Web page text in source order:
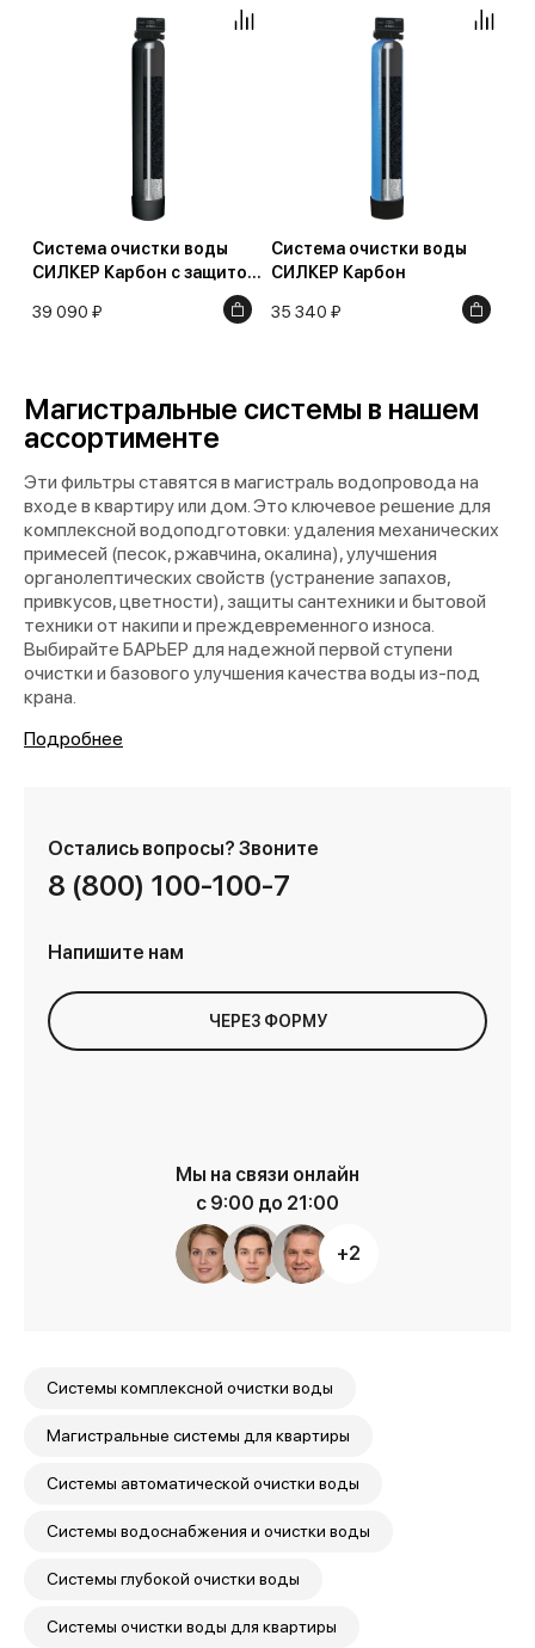
Система очистки воды
СИЛКЕР Карбон с защитой
39 090 ₽
Система очистки воды
СИЛКЕР Карбон
35 340 ₽
Магистральные системы в нашем
ассортименте
Эти фильтры ставятся в магистраль водопровода на
входе в квартиру или дом. Это ключевое решение для
комплексной водоподготовки: удаления механических
примесей (песок, ржавчина, окалина), улучшения
органолептических свойств (устранение запахов,
привкусов, цветности), защиты сантехники и бытовой
техники от накипи и преждевременного износа.
Выбирайте БАРЬЕР для надежной первой ступени
очистки и базового улучшения качества воды из-под
крана.
Подробнее
Остались вопросы? Звоните
8 (800) 100-100-7
Напишите нам
ЧЕРЕЗ ФОРМУ
Мы на связи онлайн
с 9:00 до 21:00
+2
Cистемы комплексной очистки воды
Магистральные системы для квартиры
Системы автоматической очистки воды
Системы водоснабжения и очистки воды
Системы глубокой очистки воды
Системы очистки воды для квартиры